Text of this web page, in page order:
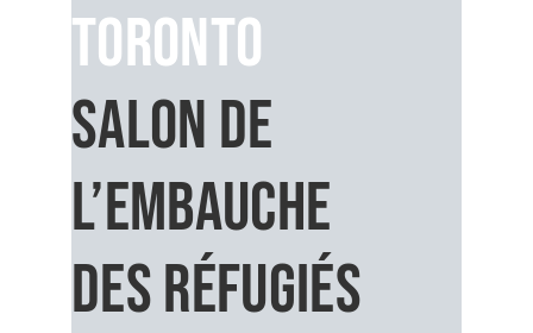
Toronto
Salon de
l’embauche
des réfugiés